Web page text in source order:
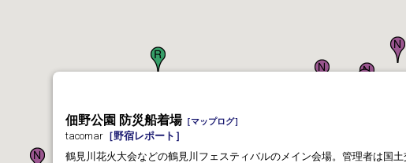
佃野公園 防災船着場［マップログ］
tacomar ［野宿レポート］
鶴見川花火大会などの鶴見川フェスティバルのメイン会場。管理者は国土